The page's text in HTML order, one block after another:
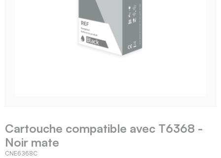
Cartouche compatible avec T6368 -
Noir mate
CNE6368C